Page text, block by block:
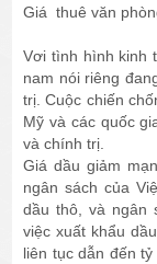
Giá thuê văn
Vơi tình hình kinh
nam nói riêng
trị. Cuộc chiến
Mỹ và các quốc
và chính trị.
Giá dầu giảm
ngân sách của
dầu thô, và ngân
việc xuất khẩu
liên tục dẫn đến tỷ